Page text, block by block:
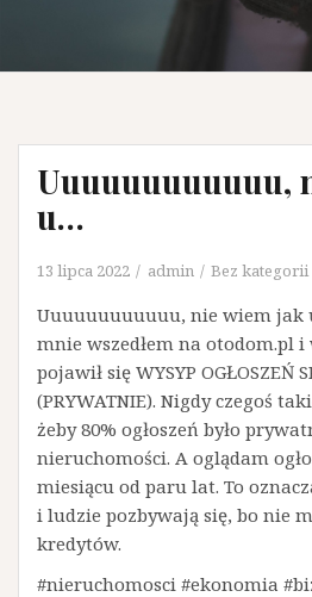
Uuuuuuuuuuuu,
u…
13 lipca 2022 admin Bez kategorii
Uuuuuuuuuuuu, nie wiem jak
mnie wszedłem na otodom.pl
pojawił się WYSYP OGŁOSZEŃ
(PRYWATNIE). Nigdy czegoś
żeby 80% ogłoszeń było
nieruchomości. A oglądam
miesiącu od paru lat. To
i ludzie pozbywają się, bo nie
kredytów.
#nieruchomosci #ekonomia